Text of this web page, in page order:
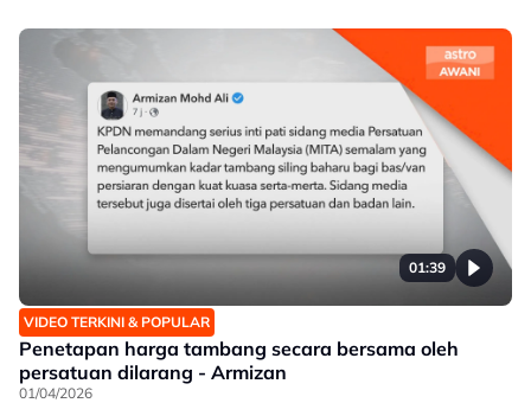
01:39
VIDEO TERKINI & POPULAR
Penetapan harga tambang secara bersama oleh
persatuan dilarang - Armizan
01/04/2026